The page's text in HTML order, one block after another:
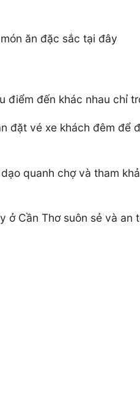
ăn đặc sắc tại đây
điểm đến khác nhau chỉ
đặt vé xe khách đêm để
quanh chợ và tham
ở Cần Thơ suôn sẻ và an